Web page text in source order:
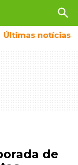
search
Últimas notícias
de